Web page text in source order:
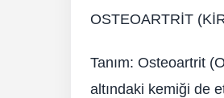
OSTEOARTRİT
Tanım: Osteoartrit
altındaki kemiği de